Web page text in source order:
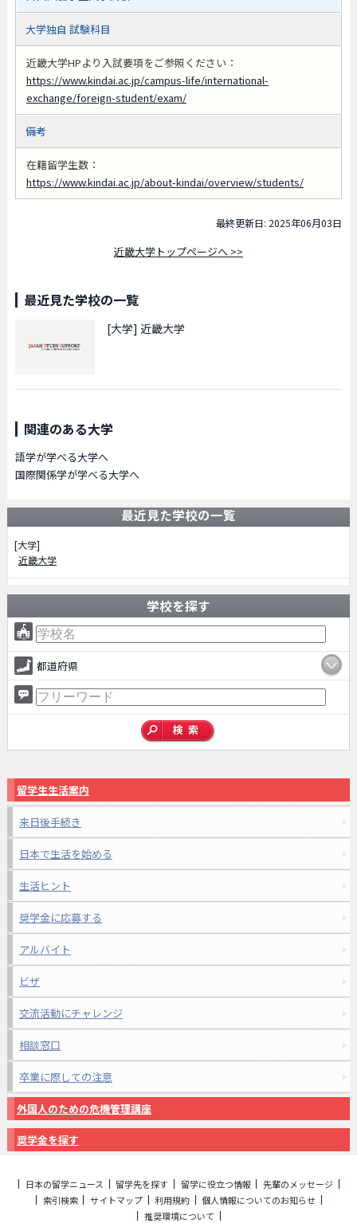
大学独自 試験科目
近畿大学HPより入試要項をご参照ください：
https://www.kindai.ac.jp/campus-life/international-
exchange/foreign-student/exam/
備考
在籍留学生数：
https://www.kindai.ac.jp/about-kindai/overview/students/
最終更新日: 2025年06月03日
近畿大学トップページへ >>
最近見た学校の一覧
[大学] 近畿大学
関連のある大学
語学が学べる大学へ
国際関係学が学べる大学へ
最近見た学校の一覧
[大学]
近畿大学
学校を探す
都道府県
留学生生活案内
来日後手続き
日本で生活を始める
生活ヒント
奨学金に応募する
アルバイト
ビザ
交流活動にチャレンジ
相談窓口
卒業に際しての注意
外国人のための危機管理講座
奨学金を探す
日本の留学ニュース 留学先を探す 留学に役立つ情報
先輩のメッセージ
索引検索
サイトマップ 利用規約
個人情報についてのお知らせ
推奨環境について